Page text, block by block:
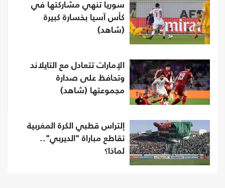
سوريا تنهي مشاركتها في
كأس آسيا بخسارة كبيرة
(شاهد)
الإمارات تتعادل مع التايلاند
وتحافظ على صدارة
مجموعتها (شاهد)
إلتراس قطبي الكرة المغربية
تقاطع مباراة "الديربي"..
لماذا؟